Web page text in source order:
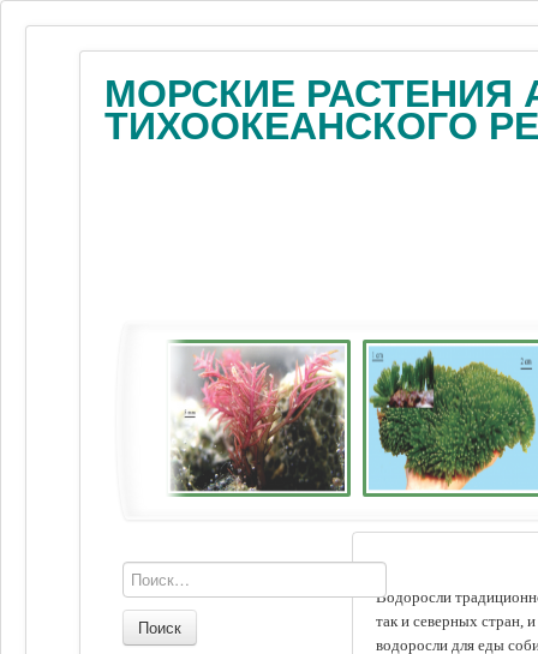
МОРСКИЕ РАСТЕНИЯ
ТИХООКЕАНСКОГО
Водоросли
так и северных стран,
водоросли для еды
Поиск